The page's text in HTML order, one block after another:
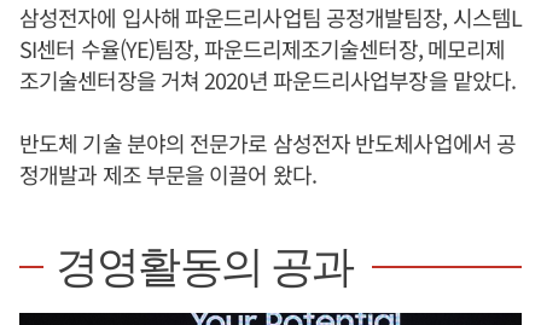
삼성전자에 입사해 파운드리사업팀 공정개발팀장, 시스템L
SI센터 수율(YE)팀장, 파운드리제조기술센터장, 메모리제
조기술센터장을 거쳐 2020년 파운드리사업부장을 맡았다.
반도체 기술 분야의 전문가로 삼성전자 반도체사업에서 공
정개발과 제조 부문을 이끌어 왔다.
경영활동의 공과